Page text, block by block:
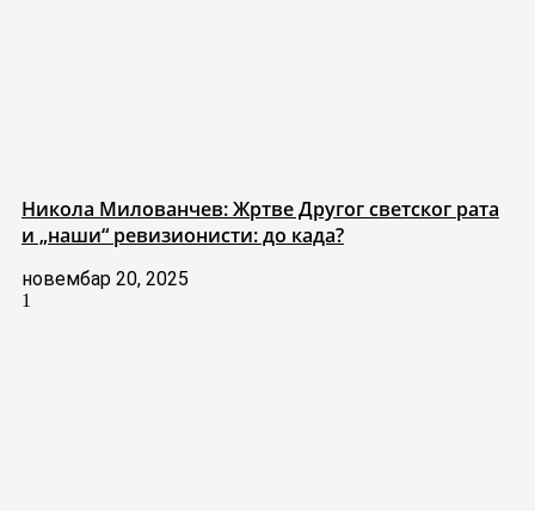
Никола Милованчев: Жртве Другог светског рата
и „наши“ ревизионисти: до када?
новембар 20, 2025